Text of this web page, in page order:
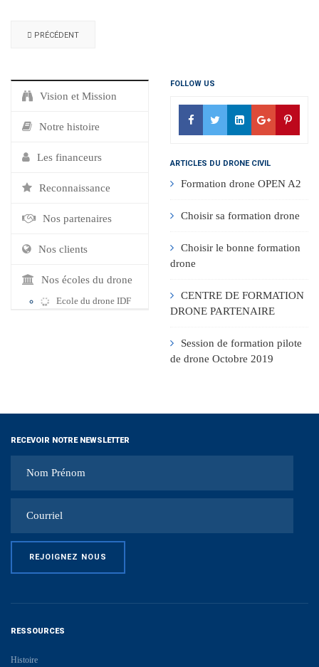
PRÉCÉDENT
Vision et Mission
Notre histoire
Les financeurs
Reconnaissance
Nos partenaires
Nos clients
Nos écoles du drone
Ecole du drone IDF
FOLLOW US
ARTICLES DU DRONE CIVIL
Formation drone OPEN A2
Choisir sa formation drone
Choisir le bonne formation
drone
CENTRE DE FORMATION
DRONE PARTENAIRE
Session de formation pilote
de drone Octobre 2019
RECEVOIR NOTRE NEWSLETTER
RESSOURCES
Histoire